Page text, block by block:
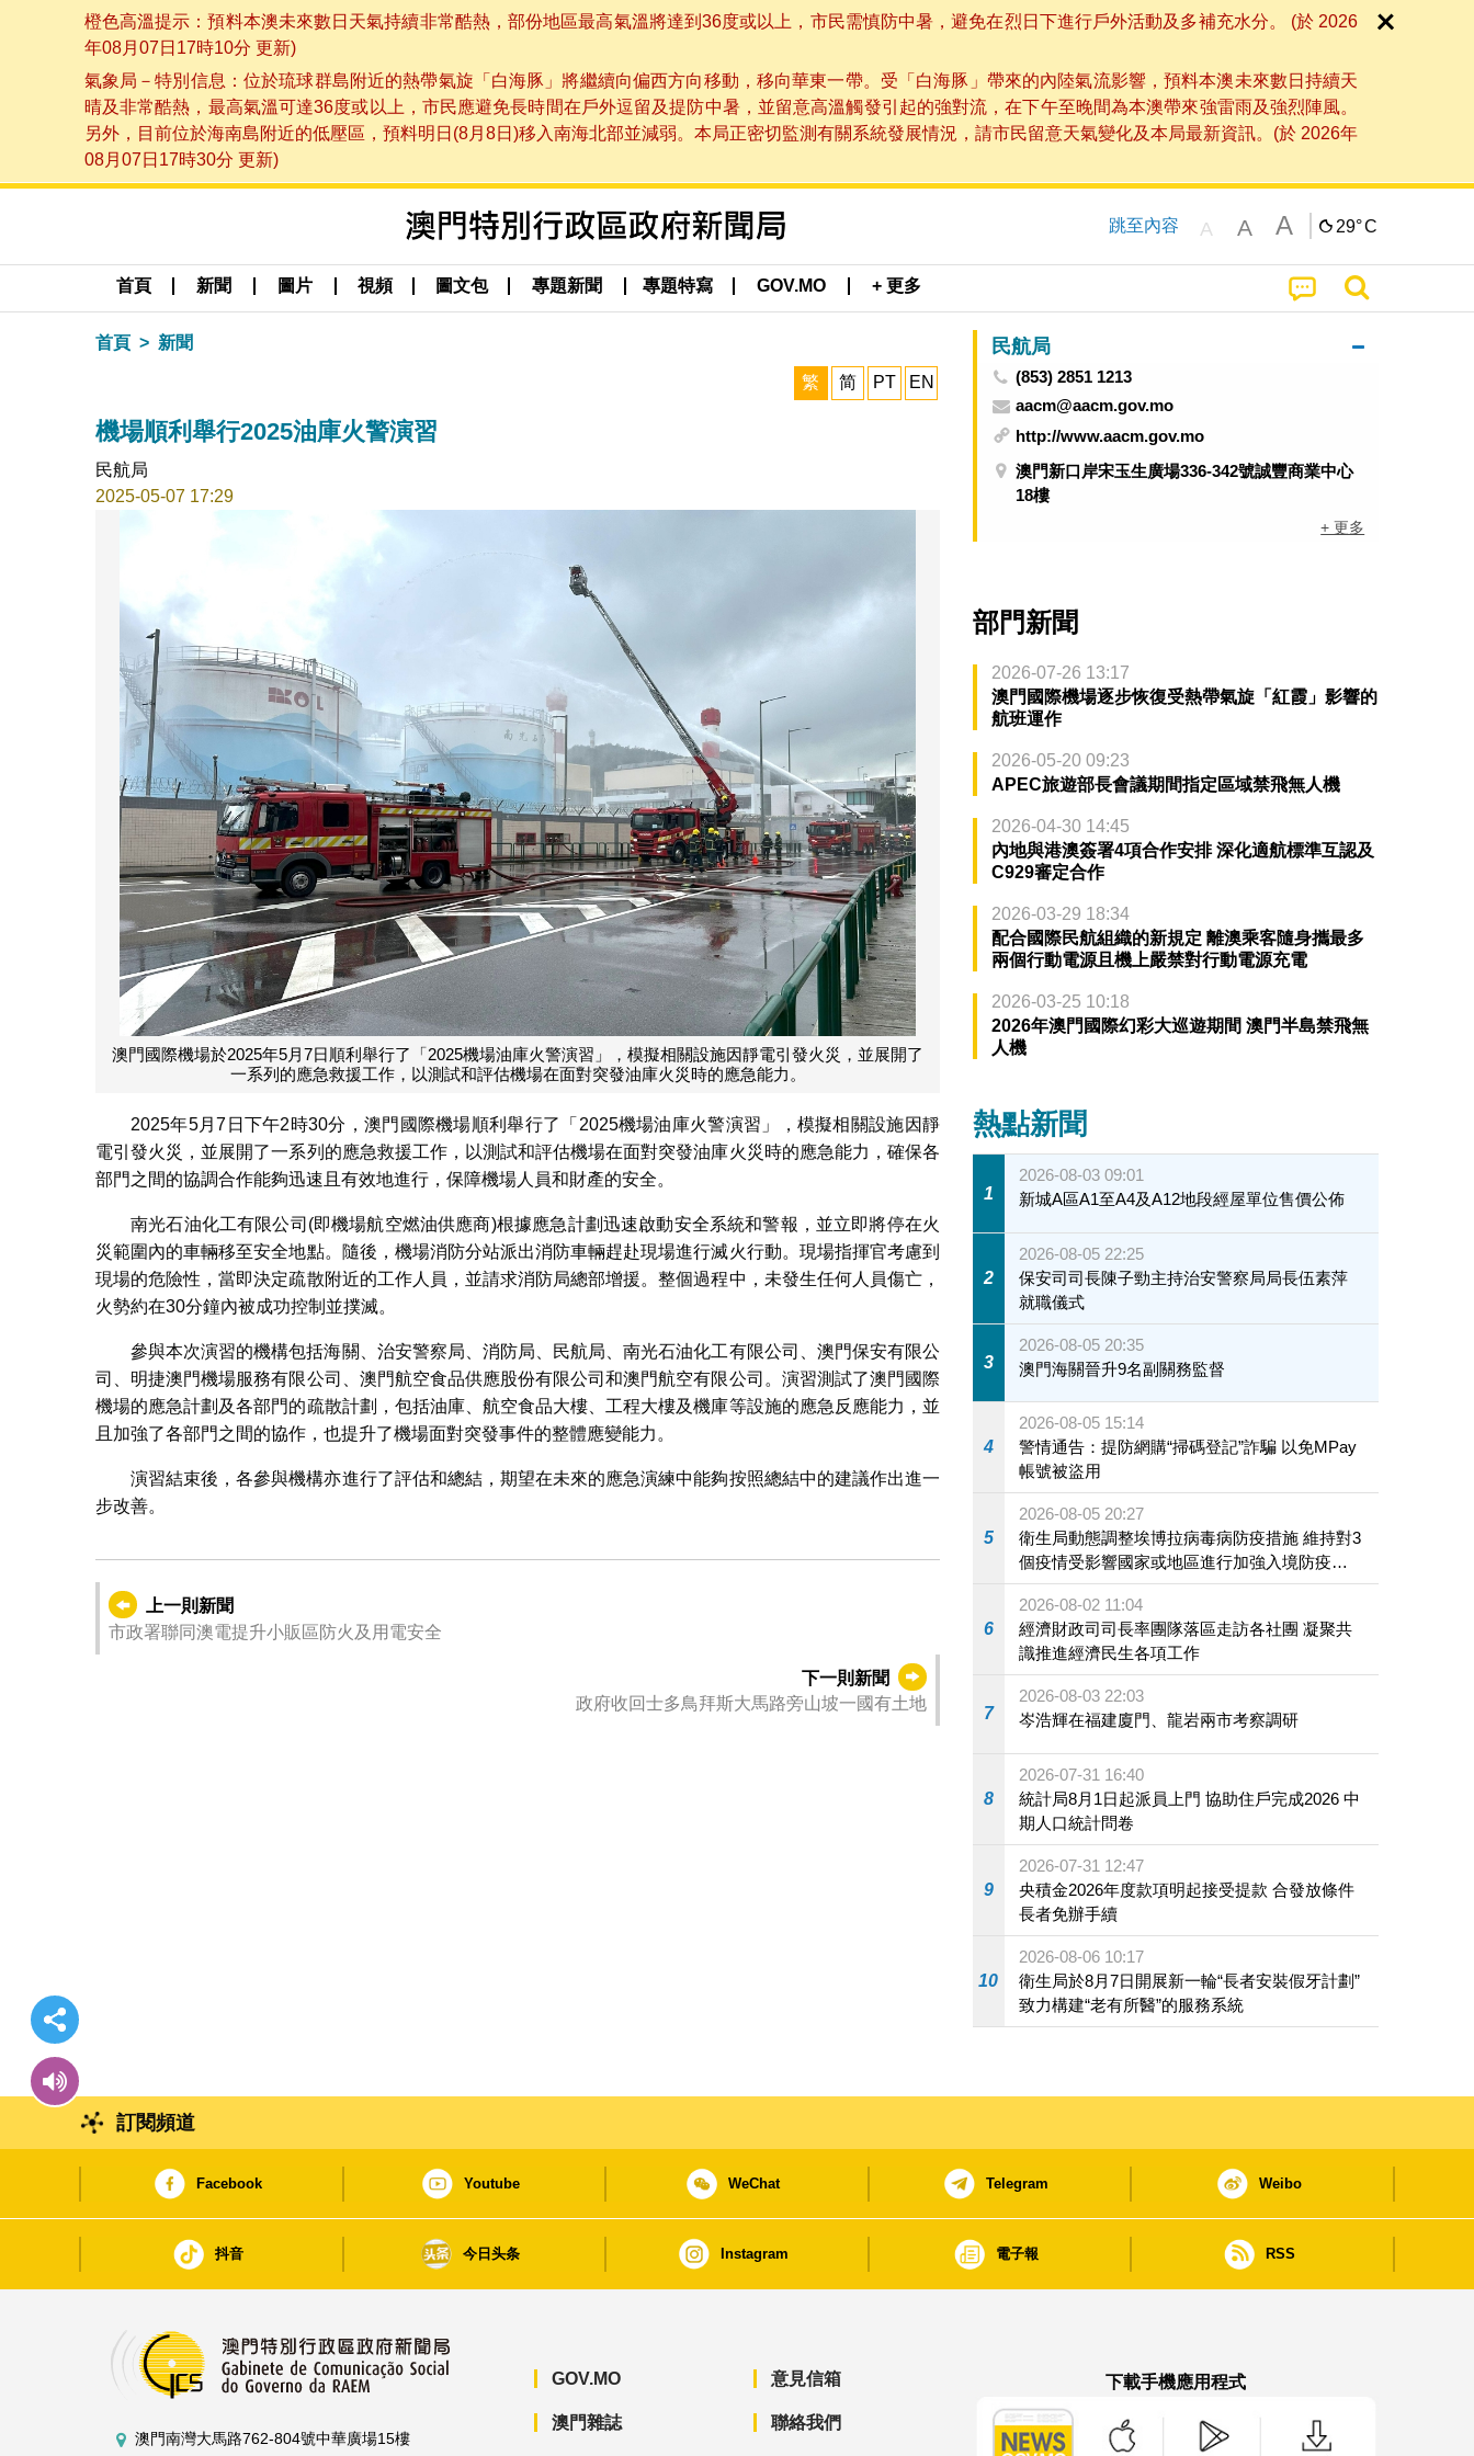
橙色高溫提示：預料本澳未來數日天氣持續非常酷熱，部份地區最高氣溫將達到36度或以上，市民需慎防中暑，避免在烈日下進行戶外活動及多補充水分。 (於 2026
年08月07日17時10分 更新)
氣象局－特別信息：位於琉球群島附近的熱帶氣旋「白海豚」將繼續向偏西方向移動，移向華東一帶。受「白海豚」帶來的內陸氣流影響，預料本澳未來數日持續天
晴及非常酷熱，最高氣溫可達36度或以上，市民應避免長時間在戶外逗留及提防中暑，並留意高溫觸發引起的強對流，在下午至晚間為本澳帶來強雷雨及強烈陣風。
另外，目前位於海南島附近的低壓區，預料明日(8月8日)移入南海北部並減弱。本局正密切監測有關系統發展情況，請市民留意天氣變化及本局最新資訊。(於 2026年
08月07日17時30分 更新)
跳至內容 A A A 29°C
首頁 新聞 圖片 視頻 圖文包 專題新聞 專題特寫 GOV.MO + 更多
首頁 新聞
繁 简 PT EN
機場順利舉行2025油庫火警演習
民航局
2025-05-07 17:29
澳門國際機場於2025年5月7日順利舉行了「2025機場油庫火警演習」，模擬相關設施因靜電引發火災，並展開了
一系列的應急救援工作，以測試和評估機場在面對突發油庫火災時的應急能力。
2025年5月7日下午2時30分，澳門國際機場順利舉行了「2025機場油庫火警演習」，模擬相關設施因靜
電引發火災，並展開了一系列的應急救援工作，以測試和評估機場在面對突發油庫火災時的應急能力，確保各
部門之間的協調合作能夠迅速且有效地進行，保障機場人員和財產的安全。
南光石油化工有限公司(即機場航空燃油供應商)根據應急計劃迅速啟動安全系統和警報，並立即將停在火
災範圍內的車輛移至安全地點。隨後，機場消防分站派出消防車輛趕赴現場進行滅火行動。現場指揮官考慮到
現場的危險性，當即決定疏散附近的工作人員，並請求消防局總部增援。整個過程中，未發生任何人員傷亡，
火勢約在30分鐘內被成功控制並撲滅。
參與本次演習的機構包括海關、治安警察局、消防局、民航局、南光石油化工有限公司、澳門保安有限公
司、明捷澳門機場服務有限公司、澳門航空食品供應股份有限公司和澳門航空有限公司。演習測試了澳門國際
機場的應急計劃及各部門的疏散計劃，包括油庫、航空食品大樓、工程大樓及機庫等設施的應急反應能力，並
且加強了各部門之間的協作，也提升了機場面對突發事件的整體應變能力。
演習結束後，各參與機構亦進行了評估和總結，期望在未來的應急演練中能夠按照總結中的建議作出進一
步改善。
上一則新聞
市政署聯同澳電提升小販區防火及用電安全
下一則新聞
政府收回士多鳥拜斯大馬路旁山坡一國有土地
民航局
(853) 2851 1213
aacm@aacm.gov.mo
http://www.aacm.gov.mo
澳門新口岸宋玉生廣場336-342號誠豐商業中心
18樓
+ 更多
部門新聞
2026-07-26 13:17
澳門國際機場逐步恢復受熱帶氣旋「紅霞」影響的
航班運作
2026-05-20 09:23
APEC旅遊部長會議期間指定區域禁飛無人機
2026-04-30 14:45
內地與港澳簽署4項合作安排 深化適航標準互認及
C929審定合作
2026-03-29 18:34
配合國際民航組織的新規定 離澳乘客隨身攜最多
兩個行動電源且機上嚴禁對行動電源充電
2026-03-25 10:18
2026年澳門國際幻彩大巡遊期間 澳門半島禁飛無
人機
熱點新聞
1
2026-08-03 09:01
新城A區A1至A4及A12地段經屋單位售價公佈
2
2026-08-05 22:25
保安司司長陳子勁主持治安警察局局長伍素萍
就職儀式
3
2026-08-05 20:35
澳門海關晉升9名副關務監督
4
2026-08-05 15:14
警情通告：提防網購“掃碼登記”詐騙 以免MPay
帳號被盜用
5
2026-08-05 20:27
衛生局動態調整埃博拉病毒病防疫措施 維持對3
個疫情受影響國家或地區進行加強入境防疫措
施
6
2026-08-02 11:04
經濟財政司司長率團隊落區走訪各社團 凝聚共
識推進經濟民生各項工作
7
2026-08-03 22:03
岑浩輝在福建廈門、龍岩兩市考察調研
8
2026-07-31 16:40
統計局8月1日起派員上門 協助住戶完成2026 中
期人口統計問卷
9
2026-07-31 12:47
央積金2026年度款項明起接受提款 合發放條件
長者免辦手續
10
2026-08-06 10:17
衛生局於8月7日開展新一輪“長者安裝假牙計劃”
致力構建“老有所醫”的服務系統
訂閱頻道
Facebook Youtube WeChat Telegram Weibo
抖音 今日头条 Instagram 電子報 RSS
澳門南灣大馬路762-804號中華廣場15樓
GOV.MO
澳門雜誌
意見信箱
聯絡我們
下載手機應用程式